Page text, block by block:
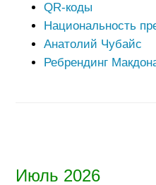
Июль 2026
QR-коды
Национальность
Анатолий Чубайс
Ребрендинг